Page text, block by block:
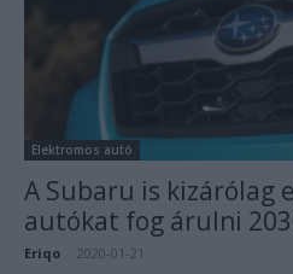
Elektromos autó
A Subaru is kizárólag
autókat fog árulni
Eriqo 2020-01-21